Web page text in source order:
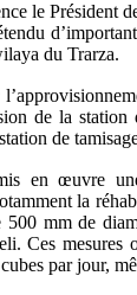
le Président
du Trarza.
de la
de
en œuvre
la
500 mm de
Ces
par jour,